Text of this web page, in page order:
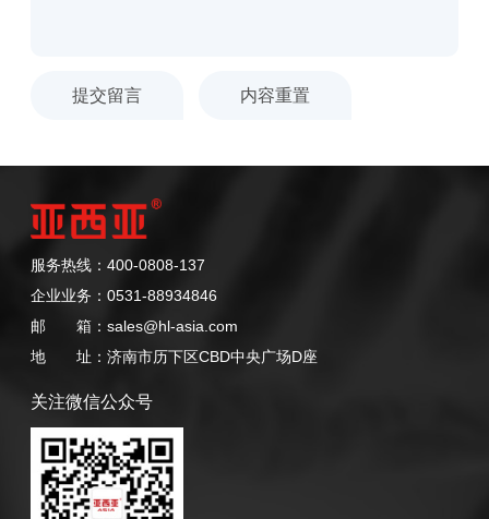
服务热线：400-0808-137
企业业务：0531-88934846
邮 箱：sales@hl-asia.com
地 址：济南市历下区CBD中央广场D座
关注微信公众号